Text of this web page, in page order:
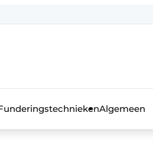
de beton- en staalbouwbranche
Algemeen